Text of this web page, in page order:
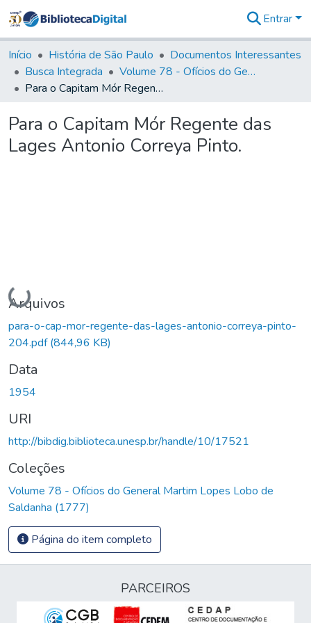
&
Coleções
Tudo na
Biblioteca
Estatísticas
Entrar
Início História de São Paulo
Documentos Interessantes
Busca Integrada
Volume 78 - Ofícios do General Martim Lopes Lobo de Saldanha (1777)
Para o Capitam Mór Regente das Lages Antonio Correya Pinto.
Para o Capitam Mór Regente das
Lages Antonio Correya Pinto.
Carregando...
Arquivos
para-o-cap-mor-regente-das-lages-antonio-correya-pinto-
204.pdf(844,96 KB)
Data
1954
URI
http://bibdig.biblioteca.unesp.br/handle/10/17521
Coleções
Volume 78 - Ofícios do General Martim Lopes Lobo de
Saldanha (1777)
Página do item completo
PARCEIROS